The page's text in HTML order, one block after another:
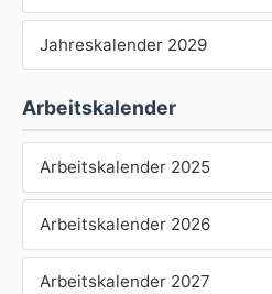
Jahreskalender 2029
Arbeitskalender
Arbeitskalender 2025
Arbeitskalender 2026
Arbeitskalender 2027